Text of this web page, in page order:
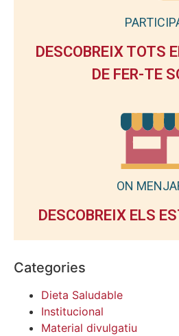
DESCOBREIX TOTS
DE FER-TE
ON
DESCOBREIX ELS
Categories
Dieta Saludable
Institucional
Material divulgatiu